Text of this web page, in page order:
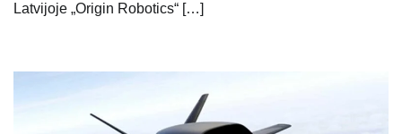
Latvijoje „Origin Robotics“ […]